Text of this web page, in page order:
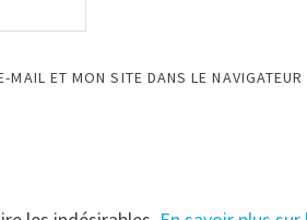
MAIL ET MON SITE DANS LE